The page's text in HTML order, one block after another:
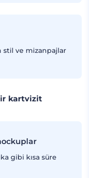
stil ve mizanpajlar
kartvizit
gibi kısa süre